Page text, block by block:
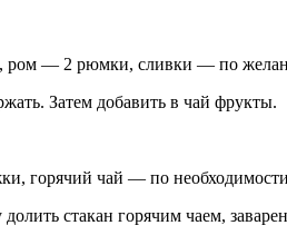
ром — 2 рюмки, сливки — по
Затем добавить в чай фрукты.
горячий чай — по
стакан горячим чаем,